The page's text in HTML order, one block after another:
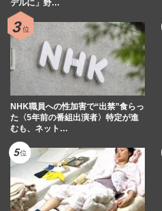
デルに」野…
NHK職員への性加害で“出禁”食らっ
た〈5年前の番組出演者〉特定が進
むも、ネット…